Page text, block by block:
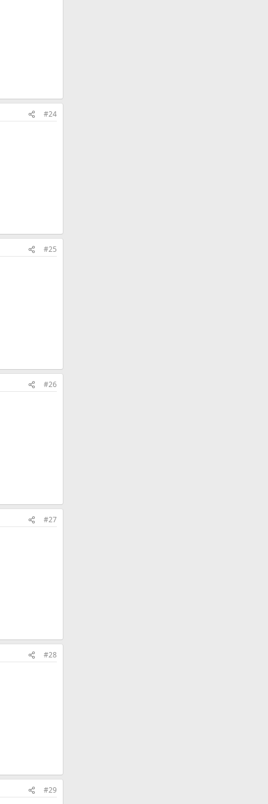
#24
#25
#26
#27
#28
#29